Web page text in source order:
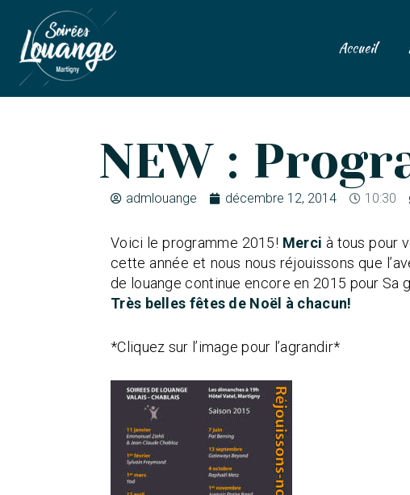
Accueil
NEW :
admlouange décembre 12, 2014 10:30
Voici le programme 2015! Merci à tous pour
cette année et nous nous réjouissons que
de louange continue encore en 2015 pour Sa
Très belles fêtes de Noël à chacun!
*Cliquez sur l’image pour l’agrandir*